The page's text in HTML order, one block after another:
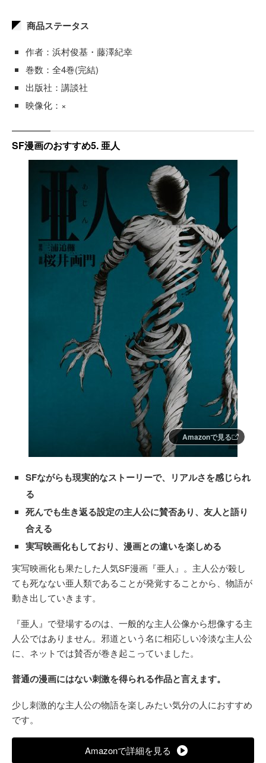
商品ステータス
作者：浜村俊基・藤澤紀幸
巻数：全4巻(完結)
出版社：講談社
映像化：×
SF漫画のおすすめ5. 亜人
Amazonで見る
SFながらも現実的なストーリーで、リアルさを感じられ
る
死んでも生き返る設定の主人公に賛否あり、友人と語り
合える
実写映画化もしており、漫画との違いを楽しめる
実写映画化も果たした人気SF漫画『亜人』。主人公が殺し
ても死なない亜人類であることが発覚することから、物語が
動き出していきます。
『亜人』で登場するのは、一般的な主人公像から想像する主
人公ではありません。邪道という名に相応しい冷淡な主人公
に、ネットでは賛否が巻き起こっていました。
普通の漫画にはない刺激を得られる作品と言えます。
少し刺激的な主人公の物語を楽しみたい気分の人におすすめ
です。
Amazonで詳細を見る